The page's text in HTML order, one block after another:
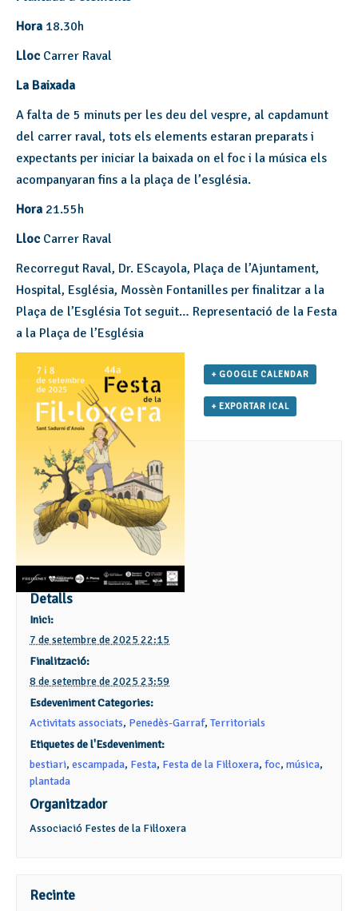
Hora 18.30h
Lloc Carrer Raval
La Baixada
A falta de 5 minuts per les deu del vespre, al capdamunt
del carrer raval, tots els elements estaran preparats i
expectants per iniciar la baixada on el foc i la música els
acompanyaran fins a la plaça de l’església.
Hora 21.55h
Lloc Carrer Raval
Recorregut Raval, Dr. EScayola, Plaça de l’Ajuntament,
Hospital, Església, Mossèn Fontanilles per finalitzar a la
Plaça de l’Església Tot seguit… Representació de la Festa
a la Plaça de l’Església
+ GOOGLE CALENDAR
+ EXPORTAR ICAL
Detalls
Inici:
7 de setembre de 2025 22:15
Finalització:
8 de setembre de 2025 23:59
Esdeveniment Categories:
Activitats associats, Penedès-Garraf,Territorials
Etiquetes de l'Esdeveniment:
bestiari,escampada, Festa, Festa de la Fil·loxera,foc,música,
plantada
Organitzador
Associació Festes de la Fil·loxera
Recinte